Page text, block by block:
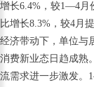
增长6.4%，较1—4月
比增长8.3%，较4月
经济带动下，单位与
消费新业态日趋成熟
流需求进一步激发。